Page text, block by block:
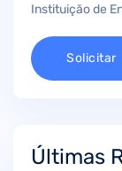
Instituição de
Solicitar
Últimas